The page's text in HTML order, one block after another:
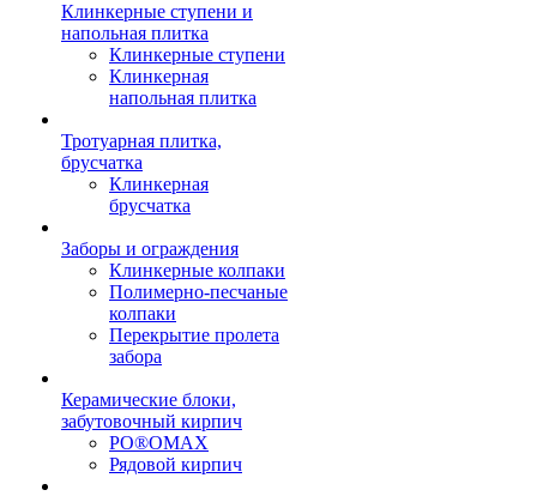
Клинкерные ступени и
напольная плитка
Клинкерные ступени
Клинкерная
напольная плитка
Тротуарная плитка,
брусчатка
Клинкерная
брусчатка
Заборы и ограждения
Клинкерные колпаки
Полимерно-песчаные
колпаки
Перекрытие пролета
забора
Керамические блоки,
забутовочный кирпич
PO®OMAX
Рядовой кирпич